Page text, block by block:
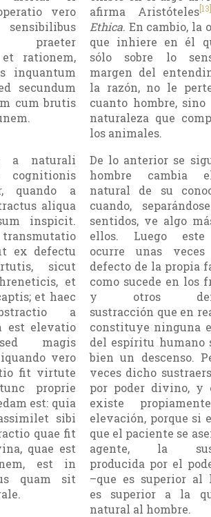
vero
praeter
rationem,
inquantum
secundum
cum brutis
afirma Aristóteles[13]
Ethica. En cambio, la
que inhiere en él
sólo sobre lo
margen del
la razón, no le
cuanto hombre, sino
natura­leza que
los animales.
a naturali
cognitionis
quando a
aliqua
inspicit.
ex defectu
sicut
et
et haec
a
est elevatio
magis
vero
fit virtute
proprie
est: quia
sibi
quae fit
quae est
est in
quam sit
De lo anterior se
hombre cambia
natural de su
cuando,
sentidos, ve algo
ellos. Luego este
ocurre unas
defecto de la propia
como suce­de en los
y otros
sustracción que en
constitu­ye ninguna
del espíritu humano
bien un descenso.
veces dicho
por poder divino, y
existe
elevación, porque si
que el paciente se
agente, la
producida por el
–que es superior al
es supe­rior a la
natural al hombre.